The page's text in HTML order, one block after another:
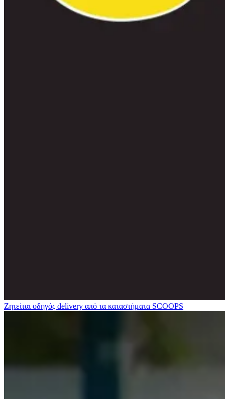
Ζητείται οδηγός delivery από τα καταστήματα SCOOPS